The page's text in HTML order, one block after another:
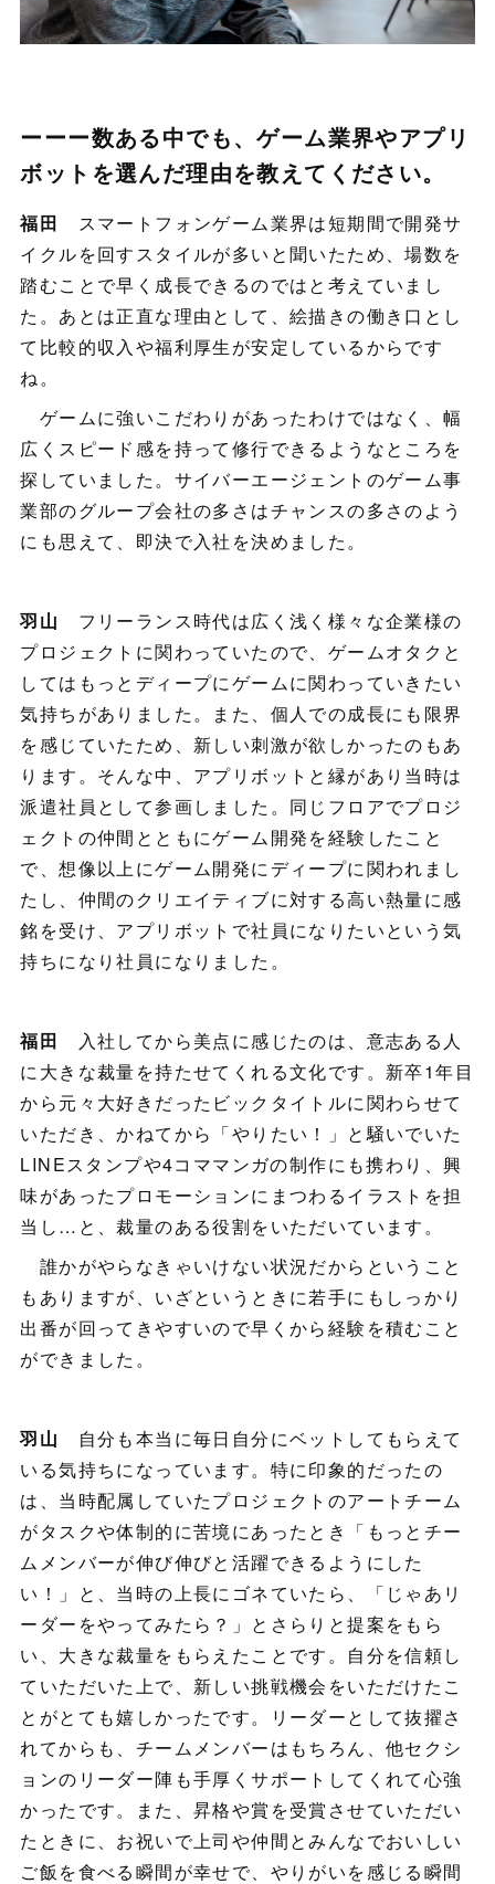
ーーー数ある中でも、ゲーム業界やアプリ
ボットを選んだ理由を教えてください。
福田 スマートフォンゲーム業界は短期間で開発サ
イクルを回すスタイルが多いと聞いたため、場数を
踏むことで早く成長できるのではと考えていまし
た。あとは正直な理由として、絵描きの働き口とし
て比較的収入や福利厚生が安定しているからです
ね。
ゲームに強いこだわりがあったわけではなく、幅
広くスピード感を持って修行できるようなところを
探していました。サイバーエージェントのゲーム事
業部のグループ会社の多さはチャンスの多さのよう
にも思えて、即決で入社を決めました。
羽山 フリーランス時代は広く浅く様々な企業様の
プロジェクトに関わっていたので、ゲームオタクと
してはもっとディープにゲームに関わっていきたい
気持ちがありました。また、個人での成長にも限界
を感じていたため、新しい刺激が欲しかったのもあ
ります。そんな中、アプリボットと縁があり当時は
派遣社員として参画しました。同じフロアでプロジ
ェクトの仲間とともにゲーム開発を経験したこと
で、想像以上にゲーム開発にディープに関われまし
たし、仲間のクリエイティブに対する高い熱量に感
銘を受け、アプリボットで社員になりたいという気
持ちになり社員になりました。
福田 入社してから美点に感じたのは、意志ある人
に大きな裁量を持たせてくれる文化です。新卒1年目
から元々大好きだったビックタイトルに関わらせて
いただき、かねてから「やりたい！」と騒いでいた
LINEスタンプや4コママンガの制作にも携わり、興
味があったプロモーションにまつわるイラストを担
当し…と、裁量のある役割をいただいています。
誰かがやらなきゃいけない状況だからということ
もありますが、いざというときに若手にもしっかり
出番が回ってきやすいので早くから経験を積むこと
ができました。
羽山 自分も本当に毎日自分にベットしてもらえて
いる気持ちになっています。特に印象的だったの
は、当時配属していたプロジェクトのアートチーム
がタスクや体制的に苦境にあったとき「もっとチー
ムメンバーが伸び伸びと活躍できるようにした
い！」と、当時の上長にゴネていたら、「じゃあリ
ーダーをやってみたら？」とさらりと提案をもら
い、大きな裁量をもらえたことです。自分を信頼し
ていただいた上で、新しい挑戦機会をいただけたこ
とがとても嬉しかったです。リーダーとして抜擢さ
れてからも、チームメンバーはもちろん、他セクシ
ョンのリーダー陣も手厚くサポートしてくれて心強
かったです。また、昇格や賞を受賞させていただい
たときに、お祝いで上司や仲間とみんなでおいしい
ご飯を食べる瞬間が幸せで、やりがいを感じる瞬間